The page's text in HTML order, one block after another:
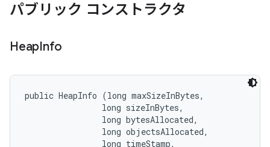
パブリック コンストラクタ
HeapInfo
public HeapInfo (long maxSizeInBytes,
                long sizeInBytes,
                long bytesAllocated,
                long objectsAllocated,
                long timeStamp,